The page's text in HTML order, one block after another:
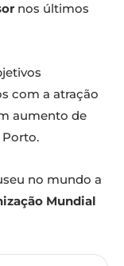
nos últimos
com a atração
aumento de
Porto.
no mundo a
Mundial